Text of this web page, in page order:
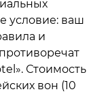
условие: ваш
и
Стоимость
вон (10